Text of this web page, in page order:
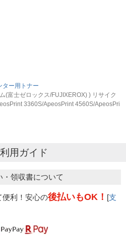
ター用トナー
(富士ゼロックス/FUJIXEROX) ) リサイク
3360S/ApeosPrint 4560S/ApeosPri
用ガイド
・領収書について
便利！安心の後払いもOK！ [支